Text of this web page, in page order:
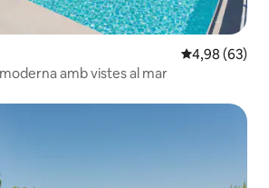
4,98 de
4,98 (63)
moderna amb vistes al mar